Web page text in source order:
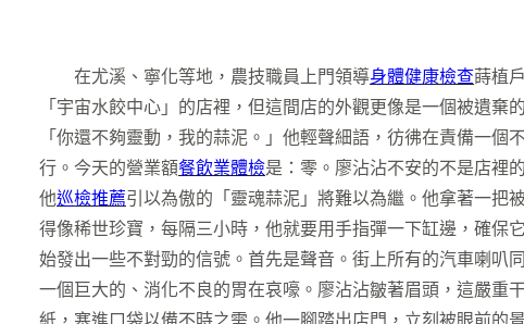
在尤溪、寧化等地，農技職員上門領導身體健康檢查蒔植
「宇宙水餃中心」的店裡，但這間店的外觀更像是一個被遺
「你還不夠靈動，我的蒜泥。」他輕聲細語，彷彿在責備一
行。今天的營業額餐飲業體檢是：零。廖沾沾不安的不是店裡
他巡檢推薦引以為傲的「靈魂蒜泥」將難以為繼。他拿著一把
得像稀世珍寶，每隔三小時，他就要用手指彈一下缸邊，確
始發出一些不對勁的信號。首先是聲音。街上所有的汽車喇
一個巨大的、消化不良的胃在哀嚎。廖沾沾皺著眉頭，這嚴重